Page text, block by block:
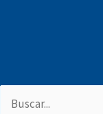
Buscar